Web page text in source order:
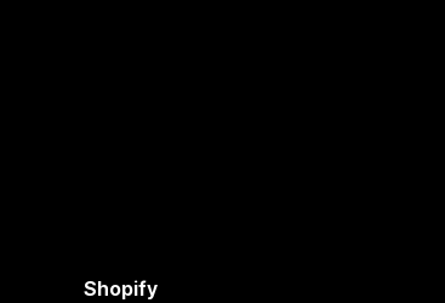
Shopify